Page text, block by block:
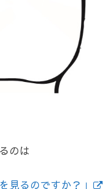
のは
見るのですか？」